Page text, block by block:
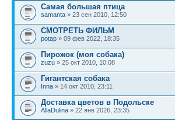
Самая большая птица
samanta » 23 сен 2010, 12:50
СМОТРЕТЬ ФИЛЬМ
potap » 09 фев 2022, 18:35
Пирожок (моя собака)
zuzu » 25 окт 2010, 10:08
Гигантская собака
Inna » 14 окт 2010, 23:11
Доставка цветов в Подольске
AllaDulina » 22 янв 2026, 23:35